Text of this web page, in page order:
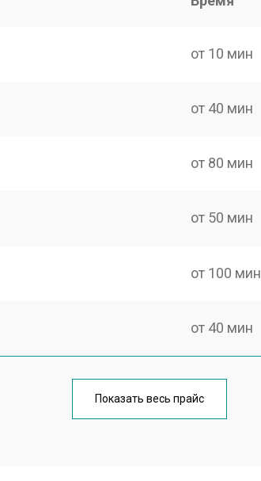
от 10 мин
от 40 мин
от 80 мин
от 50 мин
от 100 мин
от 40 мин
от 70 мин
Показать весь прайс